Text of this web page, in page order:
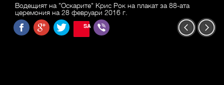
Водещият на "Оскарите" Крис Рок на плакат за 88-ата
церемония на 28 февруари 2016 г.
SAVE